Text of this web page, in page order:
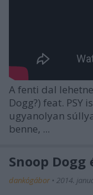
A fenti dal
Dogg?) feat.
ugyanolyan
benne, ...
Snoop
dankógábor • 2014.